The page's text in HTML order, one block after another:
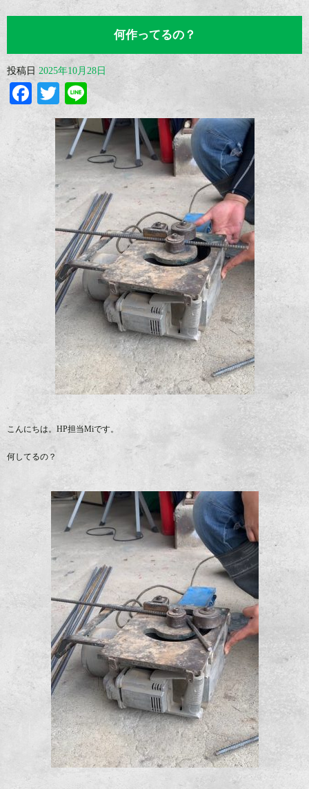
何作ってるの？
投稿日 2025年10月28日
Facebook
Twitter
Line
こんにちは。HP担当Miです。
何してるの？